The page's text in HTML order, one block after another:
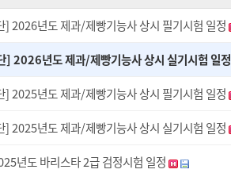
] 2026년도 제과/제빵기능사 상시 필기시험 일정
] 2026년도 제과/제빵기능사 상시 실기시험 일정
] 2025년도 제과/제빵기능사 상시 필기시험 일정
] 2025년도 제과/제빵기능사 상시 실기시험 일정
년도 바리스타 2급 검정시험 일정